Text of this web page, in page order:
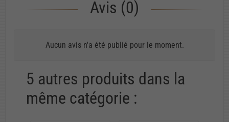
Avis (0)
Aucun avis n'a été publié pour le moment.
5 autres produits dans la
même catégorie :